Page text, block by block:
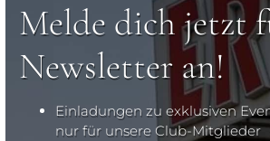
Melde dich jetzt
Newsletter an!
Einladungen zu exklusiven
nur für unsere Club-Mitglieder